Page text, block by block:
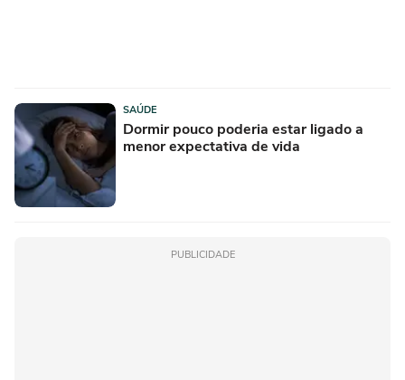
SAÚDE
Dormir pouco poderia estar ligado a
menor expectativa de vida
PUBLICIDADE